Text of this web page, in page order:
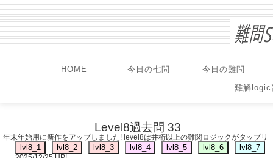
HOME 今日の七問
今日の難問
難解logic
Level8過去問 33
年末年始用に新作をアップしました! level8は井桁以上の難関ロジックがタップリ